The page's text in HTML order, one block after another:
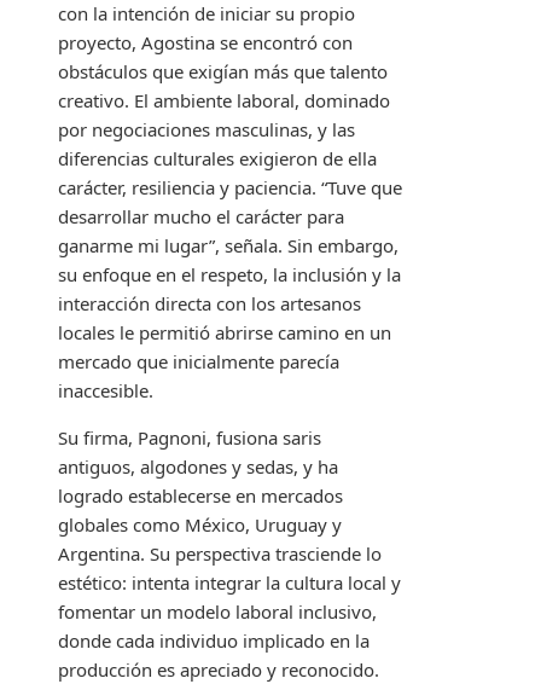
con la intención de iniciar su propio
proyecto, Agostina se encontró con
obstáculos que exigían más que talento
creativo. El ambiente laboral, dominado
por negociaciones masculinas, y las
diferencias culturales exigieron de ella
carácter, resiliencia y paciencia. “Tuve que
desarrollar mucho el carácter para
ganarme mi lugar”, señala. Sin embargo,
su enfoque en el respeto, la inclusión y la
interacción directa con los artesanos
locales le permitió abrirse camino en un
mercado que inicialmente parecía
inaccesible.
Su firma, Pagnoni, fusiona saris
antiguos, algodones y sedas, y ha
logrado establecerse en mercados
globales como México, Uruguay y
Argentina. Su perspectiva trasciende lo
estético: intenta integrar la cultura local y
fomentar un modelo laboral inclusivo,
donde cada individuo implicado en la
producción es apreciado y reconocido.